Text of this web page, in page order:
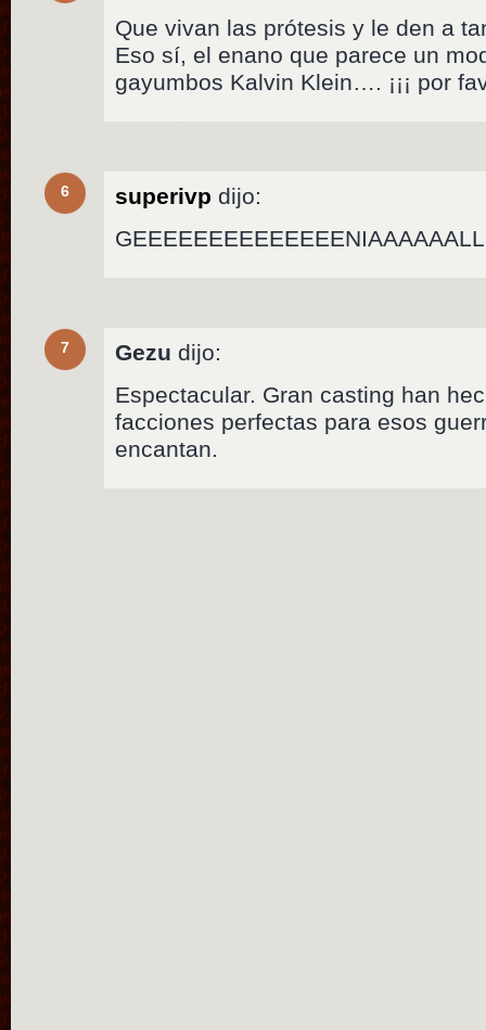
Que vivan las prótesis y le den a
Eso sí, el enano que parece un
gayumbos Kalvin Klein…. ¡¡¡ por
6 superivp dijo:
7 Gezu dijo:
Espectacular. Gran casting han
facciones perfectas para esos
encantan.